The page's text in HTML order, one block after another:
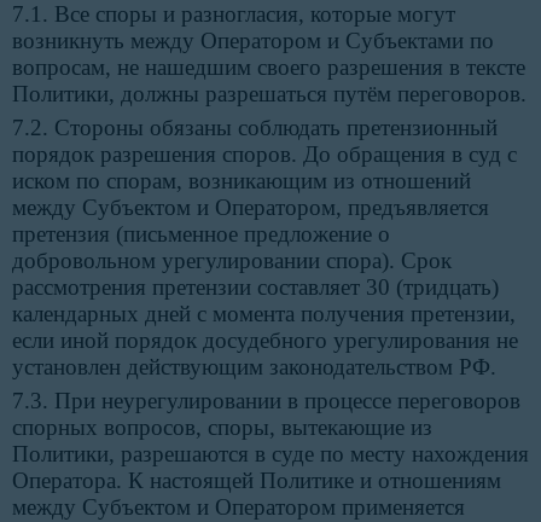
7.1. Все споры и разногласия, которые могут
возникнуть между Оператором и Субъектами по
вопросам, не нашедшим своего разрешения в тексте
Политики, должны разрешаться путём переговоров.
7.2. Стороны обязаны соблюдать претензионный
порядок разрешения споров. До обращения в суд с
иском по спорам, возникающим из отношений
между Субъектом и Оператором, предъявляется
претензия (письменное предложение о
добровольном урегулировании спора). Срок
рассмотрения претензии составляет 30 (тридцать)
календарных дней с момента получения претензии,
если иной порядок досудебного урегулирования не
установлен действующим законодательством РФ.
7.3. При неурегулировании в процессе переговоров
спорных вопросов, споры, вытекающие из
Политики, разрешаются в суде по месту нахождения
Оператора. К настоящей Политике и отношениям
между Субъектом и Оператором применяется